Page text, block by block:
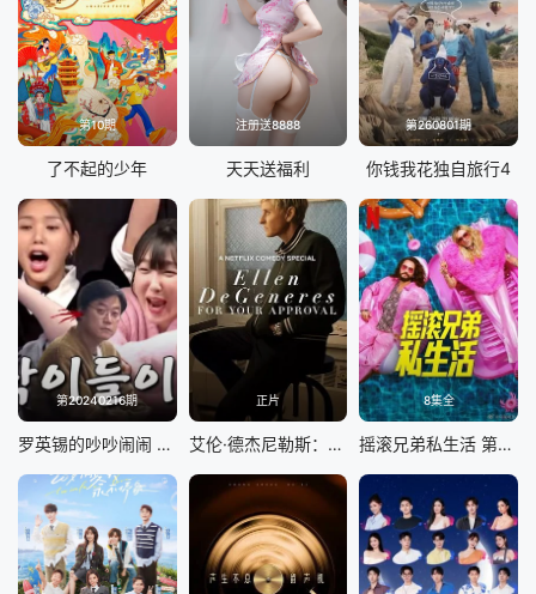
第10期
了不起的少年
注册送8888
天天送福利
第260801期
你钱我花独自旅行4
第20240216期
罗英锡的吵吵闹闹 蹦蹦地球游戏厅篇
正片
艾伦·德杰尼勒斯：请你许可
8集全
摇滚兄弟私生活 第二季